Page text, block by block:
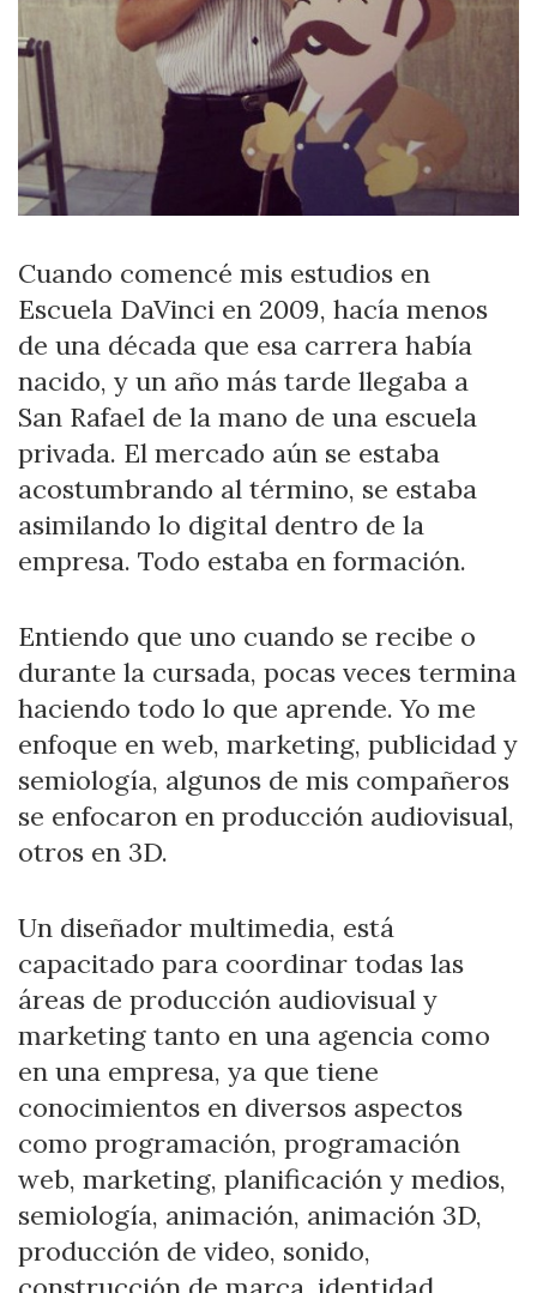
Cuando comencé mis estudios en
Escuela DaVinci en 2009, hacía menos
de una década que esa carrera había
nacido, y un año más tarde llegaba a
San Rafael de la mano de una escuela
privada. El mercado aún se estaba
acostumbrando al término, se estaba
asimilando lo digital dentro de la
empresa. Todo estaba en formación.
Entiendo que uno cuando se recibe o
durante la cursada, pocas veces termina
haciendo todo lo que aprende. Yo me
enfoque en web, marketing, publicidad y
semiología, algunos de mis compañeros
se enfocaron en producción audiovisual,
otros en 3D.
Un diseñador multimedia, está
capacitado para coordinar todas las
áreas de producción audiovisual y
marketing tanto en una agencia como
en una empresa, ya que tiene
conocimientos en diversos aspectos
como programación, programación
web, marketing, planificación y medios,
semiología, animación, animación 3D,
producción de video, sonido,